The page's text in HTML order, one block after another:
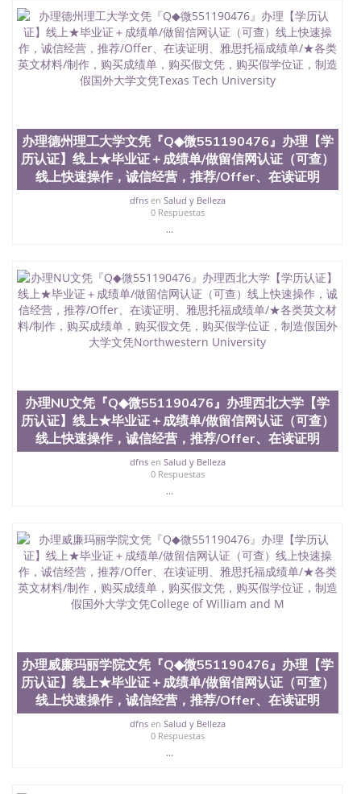
Jose State University）圣何塞州立大学学历证书
（San Jose State University）澳洲读书未毕业找人做
文凭学位qq微信551190476澳洲读CQU中央昆士兰大
学学历 绩单购买学位证书/澳洲读本科硕士做文凭/购
买澳洲大学毕业证成绩单假文凭学历
offieUniversityofSouthernQueensland 澳洲读书未毕
士做文凭/购买澳洲大学毕业证成绩单假文凭学历办
理佩珀代因大学文凭『Q◆微551190476』办理【学历
认证】线上★毕业证＋成绩单/做留信网认证（可
查）线上快速操作，诚信经营，推荐/Offer、在读证
明、雅思托福成绩单/★各类英文材料/制作，购买成
绩单，购买假文凭，购买假学位证，制造假国外大学
文凭 Pepperdine University
办理德州理工大学文凭『Q◆微551190476』办理【学
历认证】线上★毕业证＋成绩单/做留信网认证（可查）
线上快速操作，诚信经营，推荐/Offer、在读证明
dfnsen Salud y Belleza
0 Respuestas
...
办理NU文凭『Q◆微551190476』办理西北大学【学
历认证】线上★毕业证＋成绩单/做留信网认证（可查）
线上快速操作，诚信经营，推荐/Offer、在读证明
dfnsen Salud y Belleza
0 Respuestas
...
办理威廉玛丽学院文凭『Q◆微551190476』办理【学
历认证】线上★毕业证＋成绩单/做留信网认证（可查）
线上快速操作，诚信经营，推荐/Offer、在读证明
dfnsen Salud y Belleza
0 Respuestas
...